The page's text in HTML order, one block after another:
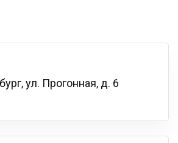
ул. Прогонная, д. 6